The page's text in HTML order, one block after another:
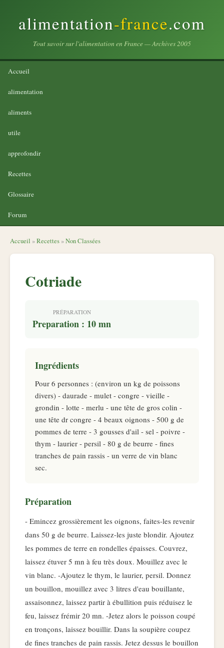
alimentation-france.com
Tout savoir sur l'alimentation en France — Archives 2005
Accueil
alimentation
aliments
utile
approfondir
Recettes
Glossaire
Forum
Accueil »Recettes »Non Classées
Cotriade
PRÉPARATION
Preparation : 10 mn
Ingrédients
Pour 6 personnes : (environ un kg de poissons
divers) - daurade - mulet - congre - vieille -
grondin - lotte - merlu - une tête de gros colin -
une tête dr congre - 4 beaux oignons - 500 g de
pommes de terre - 3 gousses d'ail - sel - poivre -
thym - laurier - persil - 80 g de beurre - fines
tranches de pain rassis - un verre de vin blanc
sec.
Préparation
- Emincez grossièrement les oignons, faites-les revenir
dans 50 g de beurre. Laissez-les juste blondir. Ajoutez
les pommes de terre en rondelles épaisses. Couvrez,
laissez étuver 5 mn à feu très doux. Mouillez avec le
vin blanc. -Ajoutez le thym, le laurier, persil. Donnez
un bouillon, mouillez avec 3 litres d'eau bouillante,
assaisonnez, laissez partir à ébullition puis réduisez le
feu, laissez frémir 20 mn. -Jetez alors le poisson coupé
en tronçons, laissez bouillir. Dans la soupière coupez
de fines tranches de pain rassis. Jetez dessus le bouillon